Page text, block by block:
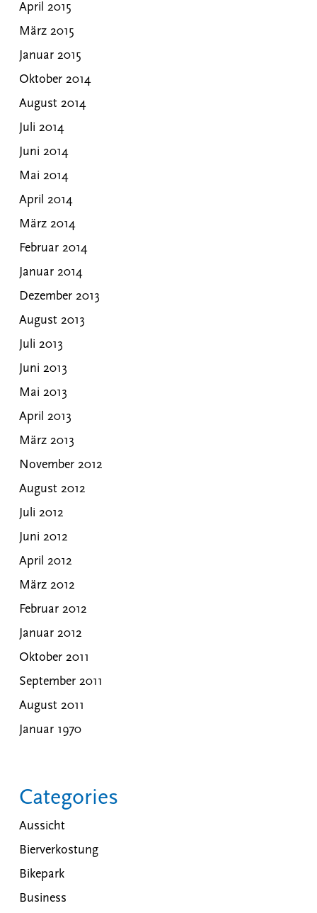
April 2015
März 2015
Januar 2015
Oktober 2014
August 2014
Juli 2014
Juni 2014
Mai 2014
April 2014
März 2014
Februar 2014
Januar 2014
Dezember 2013
August 2013
Juli 2013
Juni 2013
Mai 2013
April 2013
März 2013
November 2012
August 2012
Juli 2012
Juni 2012
April 2012
März 2012
Februar 2012
Januar 2012
Oktober 2011
September 2011
August 2011
Januar 1970
Categories
Aussicht
Bierverkostung
Bikepark
Business